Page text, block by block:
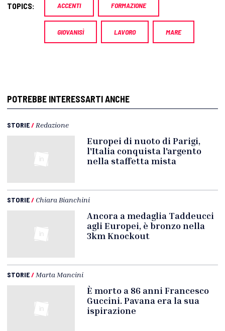
TOPICS: ACCENTI FORMAZIONE
GIOVANISÌ LAVORO MARE
POTREBBE INTERESSARTI ANCHE
STORIE/ Redazione
Europei di nuoto di Parigi,
l'Italia conquista l'argento
nella staffetta mista
STORIE/ Chiara Bianchini
Ancora a medaglia Taddeucci
agli Europei, è bronzo nella
3km Knockout
STORIE/ Marta Mancini
È morto a 86 anni Francesco
Guccini. Pavana era la sua
ispirazione